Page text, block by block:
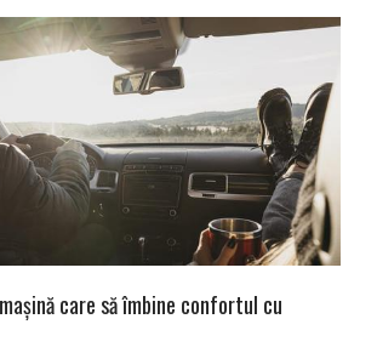
care să îmbine confortul cu